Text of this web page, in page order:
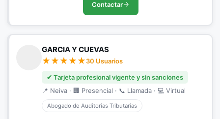
Contactar
GARCIA Y CUEVAS
30 Usuarios
✔ Tarjeta profesional vigente y sin sanciones
📍 Neiva · 🏢 Presencial · 📞 Llamada · 💻 Virtual
Abogado de Auditorías Tributarias